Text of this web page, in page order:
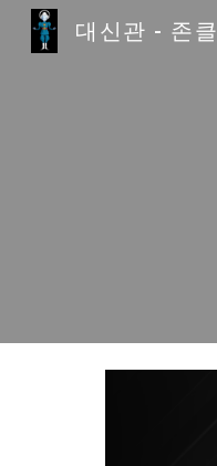
대신관 - 존클